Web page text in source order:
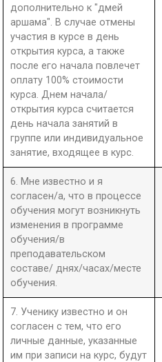
дополнительно к "дмей
аршама". В случае отмены
участия в курсе в день
открытия курса, а также
после его начала повлечет
оплату 100% стоимости
курса. Днем начала/
открытия курса считается
день начала занятий в
группе или индивидуальное
занятие, входящее в курс.
6. Мне известно и я
согласен/а, что в процессе
обучения могут возникнуть
изменения в программе
обучения/в
преподавательском
составе/ днях/часах/месте
обучения.
7. Ученику известно и он
согласен с тем, что его
личные данные, указанные
им при записи на курс, будут